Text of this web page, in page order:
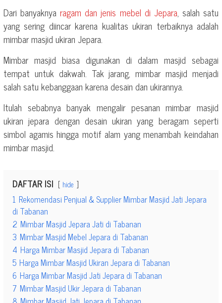
Dari banyaknyaragam dan jenis mebel di Jepara, salah satu
yang sering diincar karena kualitas ukiran terbaiknya adalah
mimbar masjid ukiran Jepara.
Mimbar masjid biasa digunakan di dalam masjid sebagai
tempat untuk dakwah. Tak jarang, mimbar masjid menjadi
salah satu kebanggaan karena desain dan ukirannya.
Itulah sebabnya banyak mengalir pesanan mimbar masjid
ukiran jepara dengan desain ukiran yang beragam seperti
simbol agamis hingga motif alam yang menambah keindahan
mimbar masjid.
DAFTAR ISI hide
1 Rekomendasi Penjual & Supplier Mimbar Masjid Jati Jepara
di Tabanan
2 Mimbar Masjid Jepara Jati di Tabanan
3 Mimbar Masjid Mebel Jepara di Tabanan
4 Harga Mimbar Masjid Jepara di Tabanan
5 Harga Mimbar Masjid Ukiran Jepara di Tabanan
6 Harga Mimbar Masjid Jati Jepara di Tabanan
7 Mimbar Masjid Ukir Jepara di Tabanan